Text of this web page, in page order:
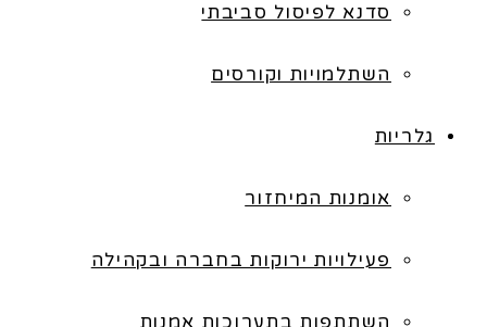
סדנא לפיסול סביבתי
השתלמויות וקורסים
גלריות
אומנות המיחזור
פעילויות ירוקות בחברה ובקהילה
השתתפות בתערוכות אמנות